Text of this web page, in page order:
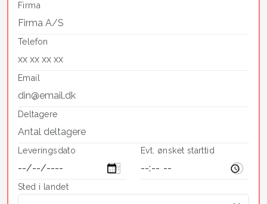
Firma
Telefon
Email
Deltagere
Leveringsdato Evt. ønsket starttid
Sted i landet